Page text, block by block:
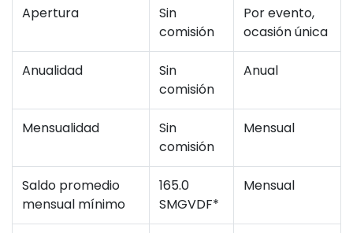
Apertura
Sin
comisión
Por evento,
ocasión única
Anualidad
Sin
comisión
Anual
Mensualidad
Sin
comisión
Mensual
Saldo promedio
mensual mínimo
165.0
SMGVDF*
Mensual